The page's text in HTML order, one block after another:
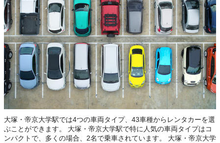
大塚・帝京大学駅では4つの車両タイプ、43車種からレンタカーを選
ぶことができます。 大塚・帝京大学駅で特に人気の車両タイプはコ
ンパクトで、多くの場合、2名で乗車されています。 大塚・帝京大学